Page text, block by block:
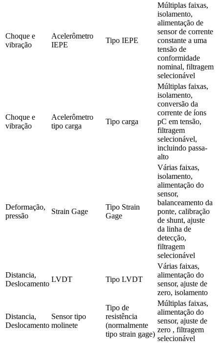
Choque e
vibração
Acelerômetro
IEPE
Tipo IEPE
Múltiplas faixas,
isolamento,
alimentação de
sensor de corrente
constante a uma
tensão de
conformidade
nominal, filtragem
selecionável
Choque e
vibração
Acelerômetro
tipo carga
Tipo carga
Múltiplas faixas,
isolamento,
conversão da
corrente de íons
pC em tensão,
filtragem
selecionável,
incluindo passa-
alto
Deformação,
pressão
Strain Gage
Tipo Strain
Gage
Várias faixas,
isolamento,
alimentação do
sensor,
balanceamento da
ponte, calibração
de shunt, ajuste
da linha de
detecção,
filtragem
selecionável
Distancia,
Deslocamento
LVDT Tipo LVDT
Várias faixas,
alimentação do
sensor, ajuste de
zero, isolamento
Distancia,
Deslocamento
Sensor tipo
molinete
Tipo de
resistência
(normalmente
tipo strain gage)
Múltiplas faixas,
alimentação do
sensor, ajuste de
zero , filtragem
selecionável